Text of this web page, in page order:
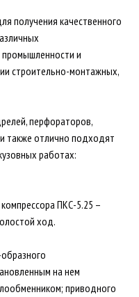
получения качественного
и
строительно-монтажных,
перфораторов,
также отлично подходят
работах:
ПКС-5.25 –
ход.
на нем
приводного